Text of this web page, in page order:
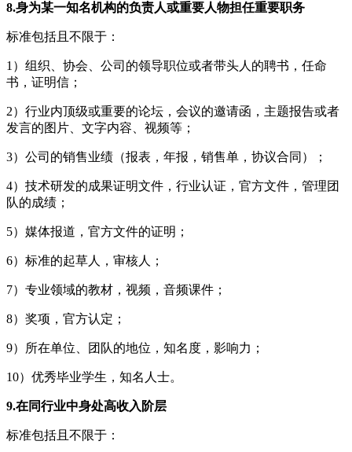
8.身为某一知名机构的负责人或重要人物担任重要职务
标准包括且不限于：
1）组织、协会、公司的领导职位或者带头人的聘书，任命
书，证明信；
2）行业内顶级或重要的论坛，会议的邀请函，主题报告或者
发言的图片、文字内容、视频等；
3）公司的销售业绩（报表，年报，销售单，协议合同）；
4）技术研发的成果证明文件，行业认证，官方文件，管理团
队的成绩；
5）媒体报道，官方文件的证明；
6）标准的起草人，审核人；
7）专业领域的教材，视频，音频课件；
8）奖项，官方认定；
9）所在单位、团队的地位，知名度，影响力；
10）优秀毕业学生，知名人士。
9.在同行业中身处高收入阶层
标准包括且不限于：